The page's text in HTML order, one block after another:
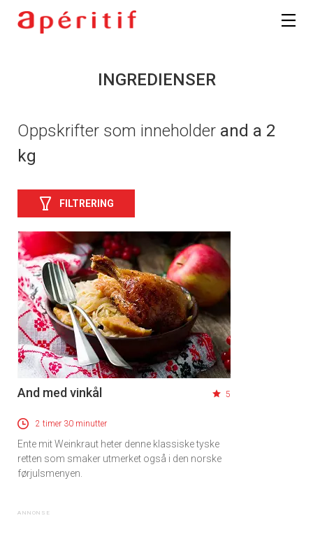
INGREDIENSER
Oppskrifter som inneholder and a 2
kg
FILTRERING
And med vinkål 5
2 timer 30 minutter
Ente mit Weinkraut heter denne klassiske tyske
retten som smaker utmerket også i den norske
førjulsmenyen.